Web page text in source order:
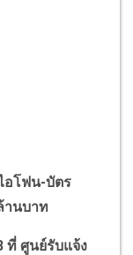
อโฟน-บัตร
านบาท
ศูนย์รับแจ้ง